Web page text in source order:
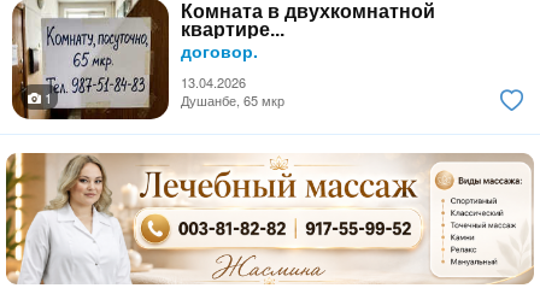
Комната в двухкомнатной
квартире...
договор.
13.04.2026
1
Душанбе, 65 мкр